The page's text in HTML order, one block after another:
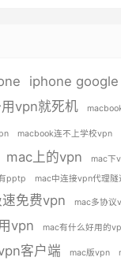
iphone google
vpn就死机
macbook连不上学校vpn
mac上的vpn
mac下
pptp
mac中连接vpn代理隧
免费vpn mac多协议
vpn mac有什么好用的
客户端 mac版vpn